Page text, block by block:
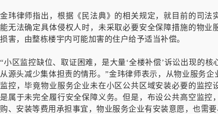
金玮律师指出，根据《民法典》的相关规定，就目前的司
能无法确定具体侵权人时，未采取必要安全保障措施的物
损害，由整栋楼宇内可能加害的住户给予适当补偿。
“小区监控缺位、取证困难，是大量‘全楼补偿’诉讼出现的
从源头减少集体担责的情形。”金玮律师表示，从物业服务
监控，毕竟物业服务企业未在小区公共区域安装必要的监
是属于未完全履行安全保障义务。但是，布设公共高空监
购、安装等费用承担事宜，物业服务企业有安装意愿，也需